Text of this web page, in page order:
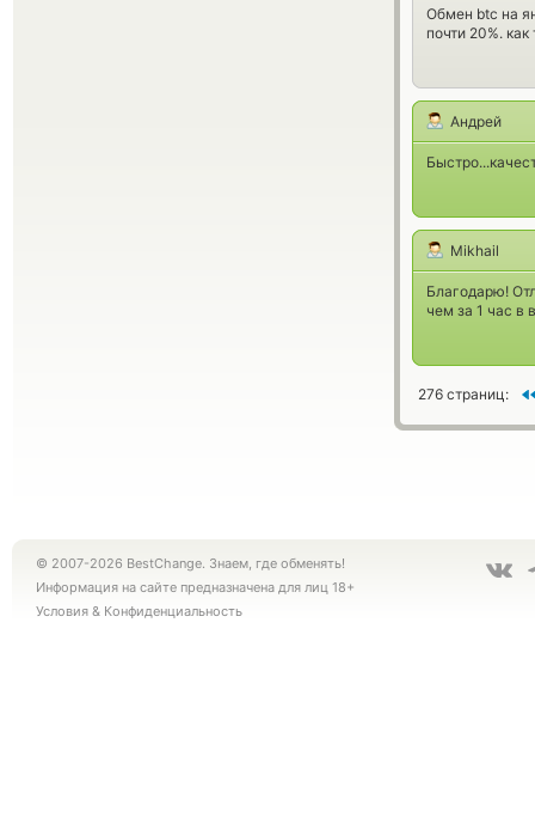
Обмен btc на
почти 20%. как
Андрей
Mikhail
Благодарю!
чем за 1 час в
276 страниц:
© 2007-2026 BestChange. Знаем, где обменять!
Информация на сайте предназначена для лиц 18+
Условия & Конфиденциальность